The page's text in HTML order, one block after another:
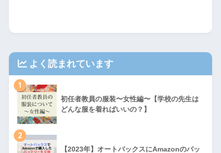
よく読まれています
1
初任者教員の服装〜女性編〜【学校の先生は
どんな服を着ればいいの？】
2
【2023年】オートバックスにAmazonのバッ